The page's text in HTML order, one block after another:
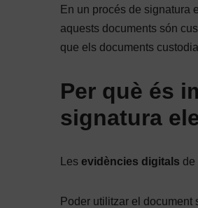
En un procés de signatura
aquests documents són
que els documents
Per què és
signatura
Les evidències digitals de
Poder utilitzar el document